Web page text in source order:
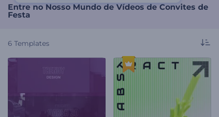
Entre no Nosso Mundo de Vídeos de Convites de
Festa
6 Templates